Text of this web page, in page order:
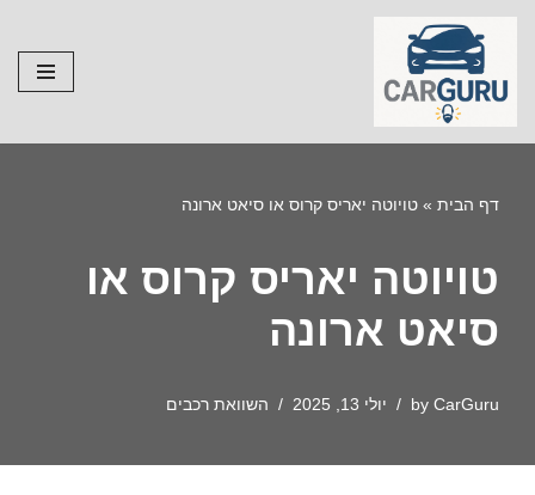
Skip
to
content
דף הבית » טויוטה יאריס קרוס או סיאט ארונה
טויוטה יאריס קרוס או
סיאט ארונה
by CarGuru יולי 13, 2025 השוואת רכבים